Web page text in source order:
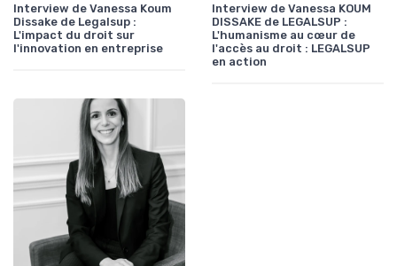
Interview de Vanessa Koum
Dissake de Legalsup :
L'impact du droit sur
l'innovation en entreprise
Interview de Vanessa KOUM
DISSAKE de LEGALSUP :
L'humanisme au cœur de
l'accès au droit : LEGALSUP
en action